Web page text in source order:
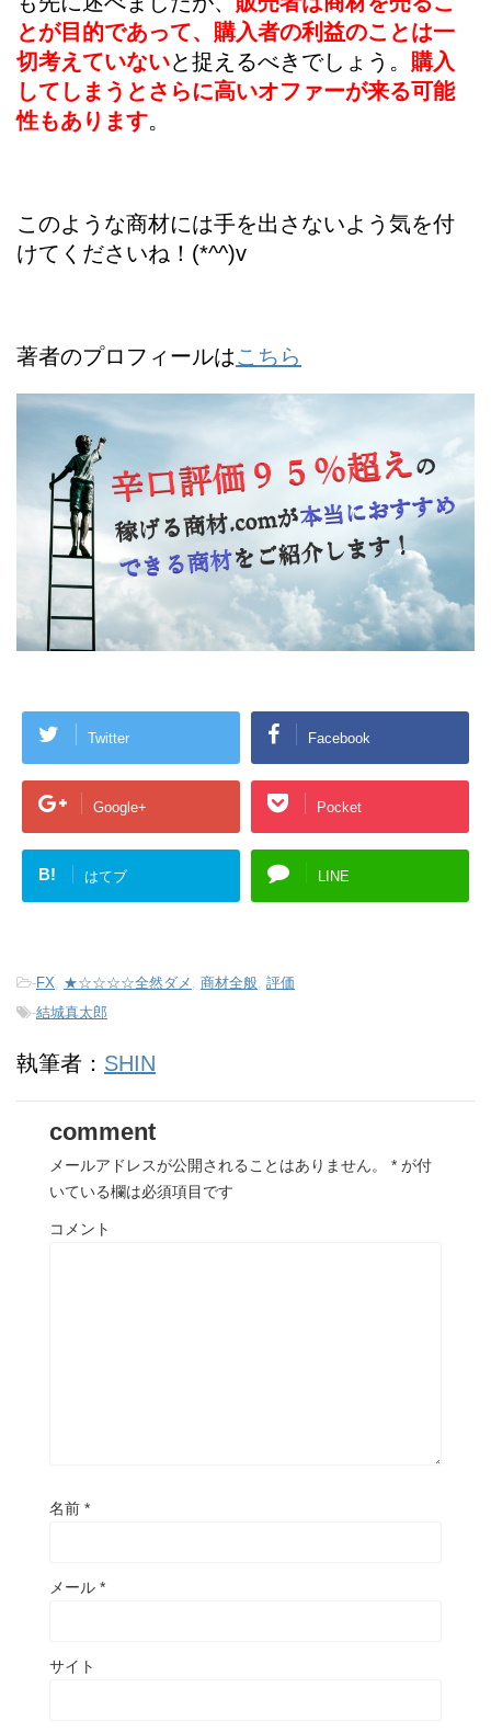
とが目的であって、購入者の利益のことは一
切考えていないと捉えるべきでしょう。 購入
してしまうとさらに高いオファーが来る可能
性もあります。
このような商材には手を出さないよう気を付
けてくださいね！(*^^)v
著者のプロフィールはこちら
Twitter Facebook
Google+ Pocket
B! はてブ LINE
-FX, ★☆☆☆☆全然ダメ , 商材全般, 評価
-結城真太郎
執筆者： SHIN
comment
メールアドレスが公開されることはありません。 * が付
いている欄は必須項目です
コメント
名前 *
メール *
サイト